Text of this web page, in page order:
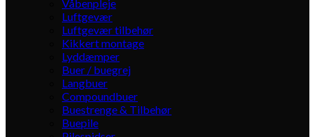
Våbenpleje
Luftgevær
Luftgevær tilbehør
Kikkert montage
Lyddæmper
Buer / buegrej
Langbuer
Compoundbuer
Buestrenge & Tilbehør
Buepile